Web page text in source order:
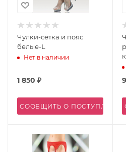
Чулки-сетка и пояс
белые-L
Нет в наличии
1 850 ₽
СООБЩИТЬ О ПОСТУПЛЕНИИ